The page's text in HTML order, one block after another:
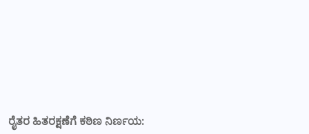
ರೈತರ ಹಿತರಕ್ಷಣೆಗೆ ಕಠಿಣ ನಿರ್ಣಯ: